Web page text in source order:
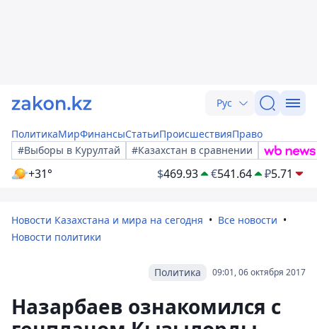
Рус
ПолитикаМирФинансыСтатьиПроисшествияПраво
#Выборы в Курултай
#Казахстан в сравнении
+31° $469.93 €541.64 ₽5.71
Новости Казахстана и мира на сегодня
Все новости
Новости политики
09:01, 06 октября 2017
Политика
Назарбаев ознакомился с